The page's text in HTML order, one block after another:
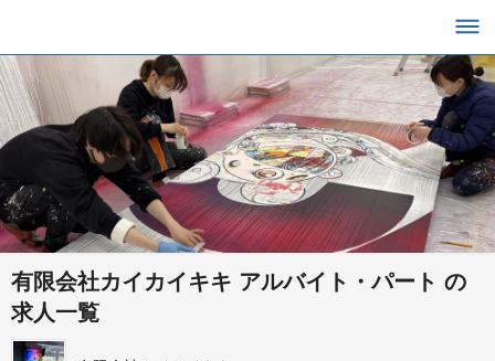
有限会社カイカイキキ アルバイト・パート の
求人一覧